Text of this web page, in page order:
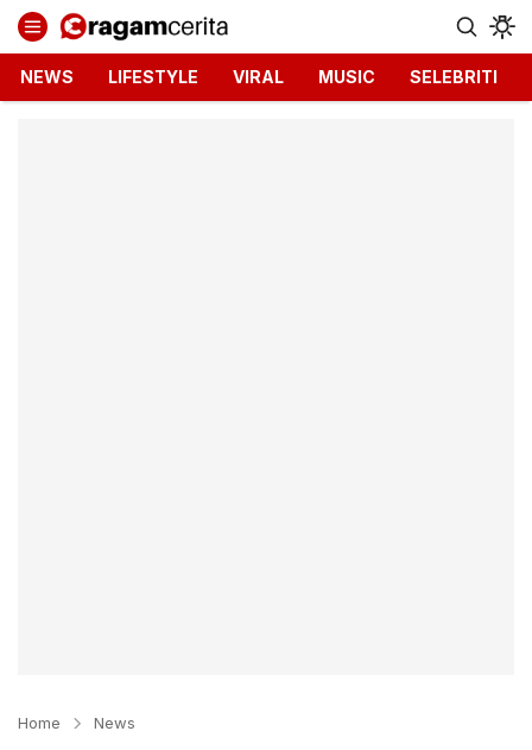
Ragamcerita.com
Informasi Terbaru dan Terkini
NEWS LIFESTYLE VIRAL MUSIC SELEBRITI
Home News